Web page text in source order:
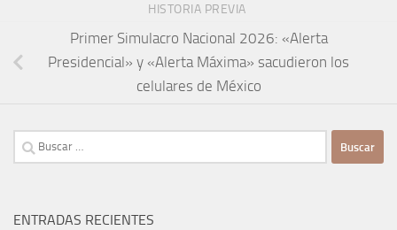
HISTORIA PREVIA
Primer Simulacro Nacional 2026: «Alerta
Presidencial» y «Alerta Máxima» sacudieron los
celulares de México
Buscar:
ENTRADAS RECIENTES